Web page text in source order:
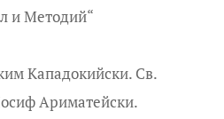
и Методий“
Кападокийски. Св.
Ариматейски.